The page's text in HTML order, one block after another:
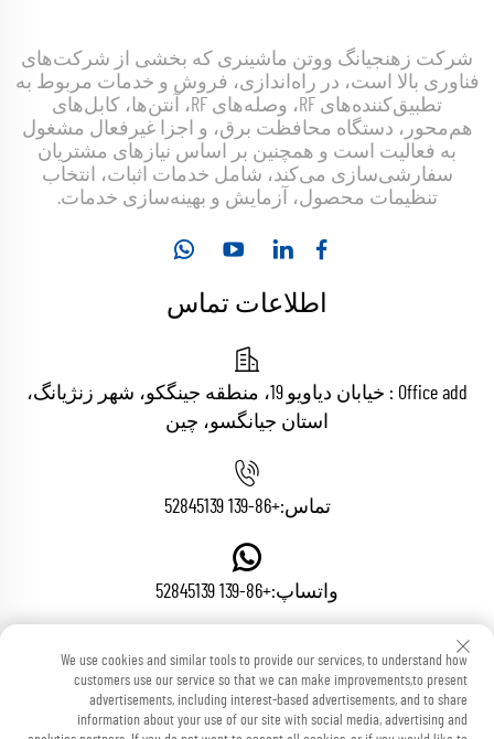
شرکت زهنجیانگ ووتن ماشینری که بخشی از شرکت‌های
فناوری بالا است، در راه‌اندازی، فروش و خدمات مربوط به
تطبیق‌کننده‌های RF، وصله‌های RF، آنتن‌ها، کابل‌های
هم‌محور، دستگاه محافظت برق، و اجزا غیرفعال مشغول
به فعالیت است و همچنین بر اساس نیازهای مشتریان
سفارشی‌سازی می‌کند، شامل خدمات اثبات، انتخاب
تنظیمات محصول، آزمایش و بهینه‌سازی خدمات.
اطلاعات تماس
Office add : خیابان دیاویو 19، منطقه جینگکو، شهر زنژیانگ،
استان جیانگسو، چین
تماس:+86-139 52845139
واتساپ:+86-139 52845139
ایمیل:[email protected]
We use cookies and similar tools to provide our services, to understand how
customers use our service so that we can make improvements,to present
advertisements, including interest-based advertisements, and to share
information about your use of our site with social media, advertising and